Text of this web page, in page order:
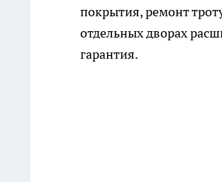
покрытия, ремонт
отдельных дворах
гарантия.